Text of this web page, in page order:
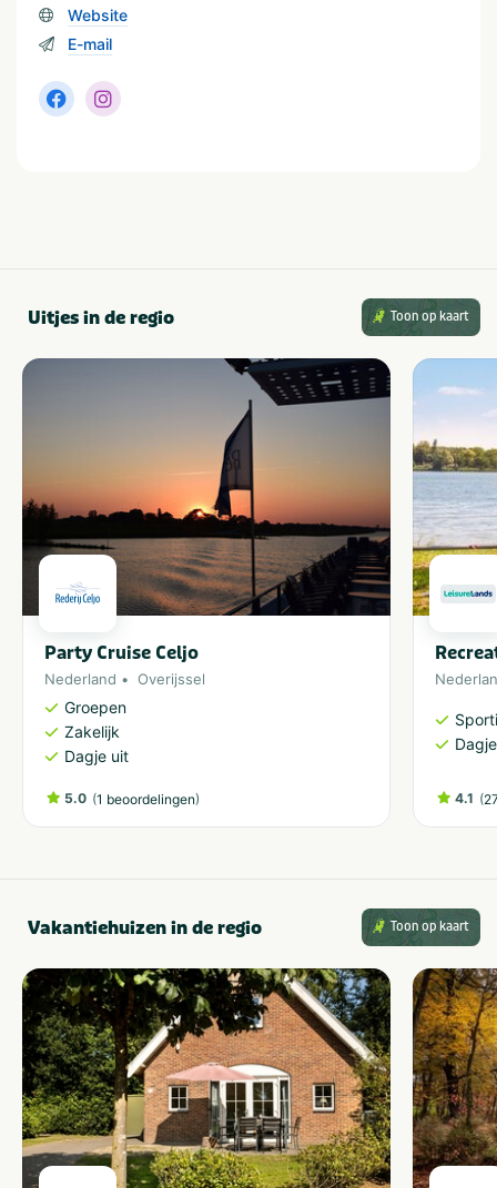
Soort huuraccommodatie
Bungalow
Trekkershut
Groepsaccommodatie
Website
E-mail
Uitjes in de regio Toon op kaart
Party Cruise Celjo
Nederland Overijssel
Groepen
Zakelijk
Dagje uit
5.0 (1 beoordelingen) 4.1 (
Vakantiehuizen in de regio Toon op kaart